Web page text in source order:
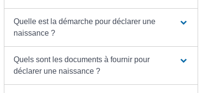
Quelle est la démarche pour déclarer une
naissance ?
Quels sont les documents à fournir pour
déclarer une naissance ?